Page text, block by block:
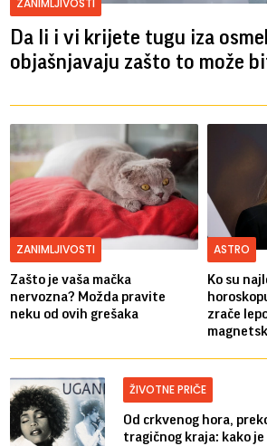
ZANIMLJIVOSTI
Da li i vi krijete tugu iza
objašnjavaju zašto to može
ZANIMLJIVOSTI
Zašto je vaša mačka
nervozna? Možda pravite
neku od ovih grešaka
ASTRO
Ko su
zrače
ŽIVOTNE PRIČE
Od crkvenog hora,
tragičnog kraja: kako je